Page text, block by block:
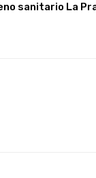
sanitario La